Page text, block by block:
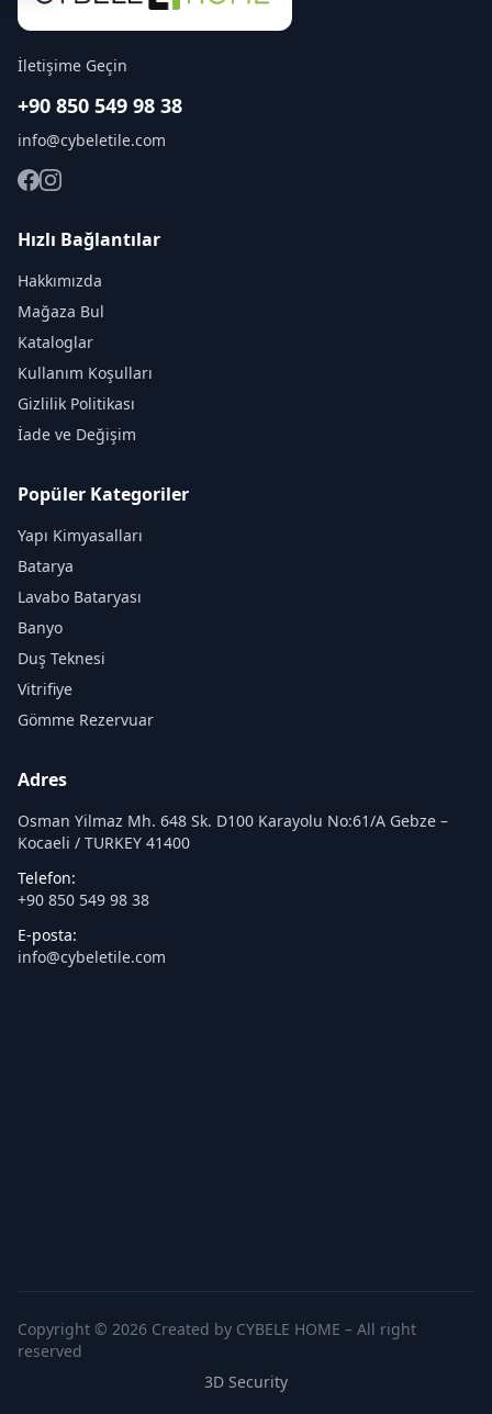
İletişime Geçin
+90 850 549 98 38
info@cybeletile.com
Hızlı Bağlantılar
Hakkımızda
Mağaza Bul
Kataloglar
Kullanım Koşulları
Gizlilik Politikası
İade ve Değişim
Popüler Kategoriler
Yapı Kimyasalları
Batarya
Lavabo Bataryası
Banyo
Duş Teknesi
Vitrifiye
Gömme Rezervuar
Adres
Osman Yilmaz Mh. 648 Sk. D100 Karayolu No:61/A Gebze –
Kocaeli / TURKEY 41400
Telefon:
+90 850 549 98 38
E-posta:
info@cybeletile.com
Copyright © 2026 Created by CYBELE HOME – All right
reserved
3D Security